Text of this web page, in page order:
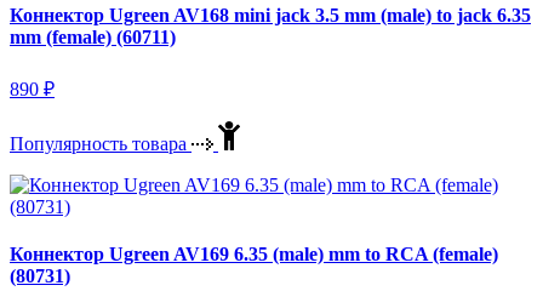
Коннектор Ugreen AV168 mini jack 3.5 mm (male) to jack 6.35
mm (female) (60711)
890 ₽
Популярность товара
Коннектор Ugreen AV169 6.35 (male) mm to RCA (female)
(80731)